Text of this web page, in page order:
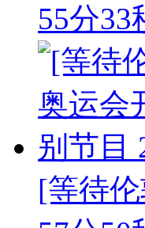
55分33
[等待